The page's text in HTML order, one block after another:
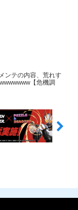
ンテの内容、荒れす
【危機調